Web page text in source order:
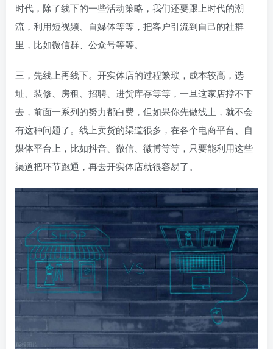
时代，除了线下的一些活动策略，我们还要跟上时代的潮
流，利用短视频、自媒体等等，把客户引流到自己的社群
里，比如微信群、公众号等等。
三，先线上再线下。开实体店的过程繁琐，成本较高，选
址、装修、房租、招聘、进货库存等等，一旦这家店撑不下
去，前面一系列的努力都白费，但如果你先做线上，就不会
有这种问题了。线上卖货的渠道很多，在各个电商平台、自
媒体平台上，比如抖音、微信、微博等等，只要能利用这些
渠道把环节跑通，再去开实体店就很容易了。